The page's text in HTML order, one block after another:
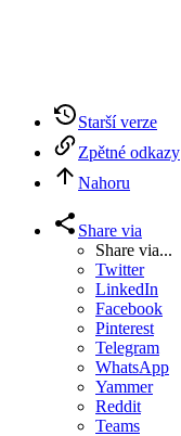
Starší verze
Zpětné odkazy
Nahoru
Share via
Share via...
Twitter
LinkedIn
Facebook
Pinterest
Telegram
WhatsApp
Yammer
Reddit
Teams